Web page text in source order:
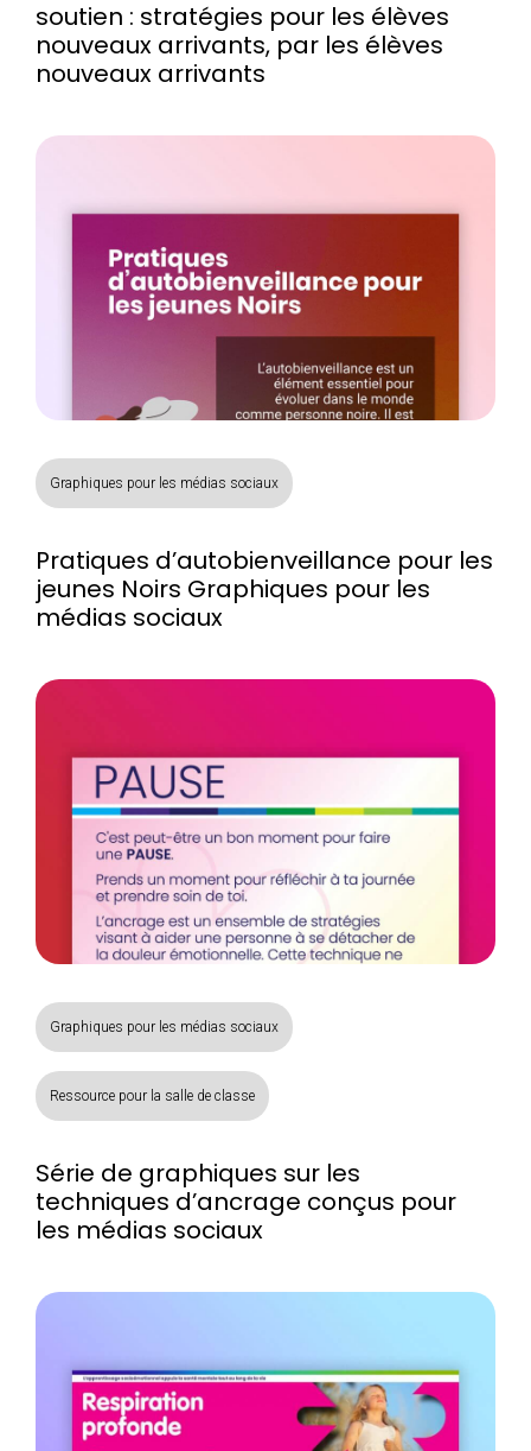
soutien : stratégies pour les élèves
nouveaux arrivants, par les élèves
nouveaux arrivants
Graphiques pour les médias sociaux
Pratiques d’autobienveillance pour les
jeunes Noirs Graphiques pour les
médias sociaux
Graphiques pour les médias sociaux
Ressource pour la salle de classe
Série de graphiques sur les
techniques d’ancrage conçus pour
les médias sociaux